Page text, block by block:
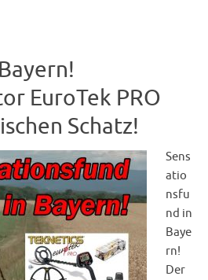
EuroTek PRO
Schatz!
Sens
atio
nsfu
nd in
Baye
rn!
Der